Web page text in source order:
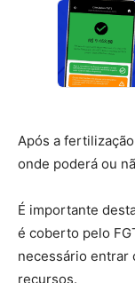
Após a
onde poderá ou
É importante
é coberto pelo
necessário entrar
recursos.